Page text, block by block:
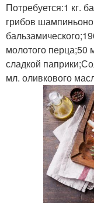
Потребуется:1 кг.
грибов
молотого перца;50
сладкой
мл. оливкового